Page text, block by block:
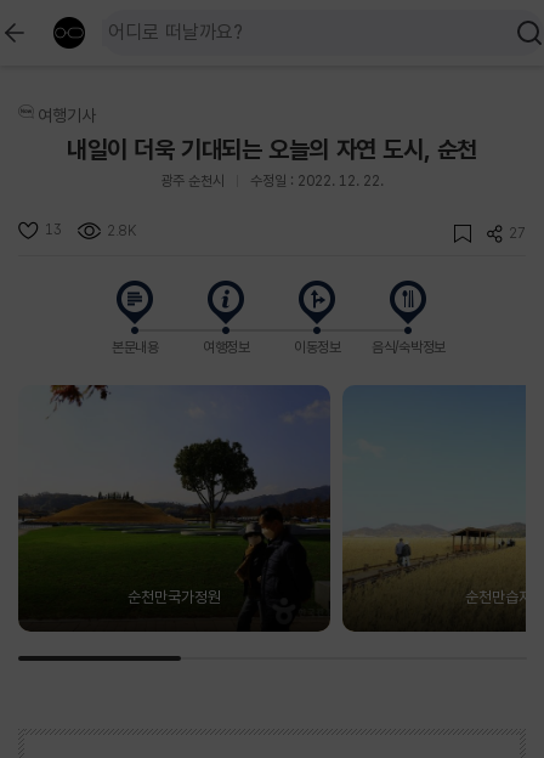
여행기사
내일이 더욱 기대되는 오늘의 자연 도시, 순천
광주 순천시 수정일 : 2022. 12. 22.
13 2.8K 27
본문내용 여행정보 이동정보 음식/숙박정보
순천만국가정원 순천만습지